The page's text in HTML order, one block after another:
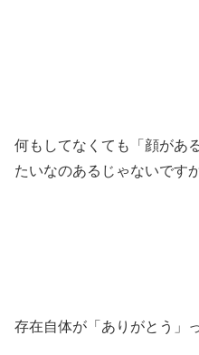
何もしてなくても「顔があ
たいなのあるじゃないですか
存在自体が「ありがとう」